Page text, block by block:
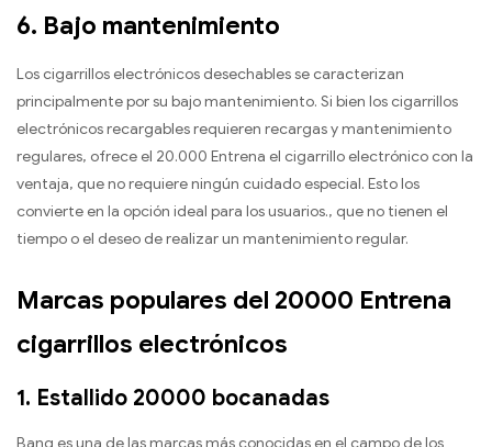
6. Bajo mantenimiento
Los cigarrillos electrónicos desechables se caracterizan
principalmente por su bajo mantenimiento. Si bien los cigarrillos
electrónicos recargables requieren recargas y mantenimiento
regulares, ofrece el 20.000 Entrena el cigarrillo electrónico con la
ventaja, que no requiere ningún cuidado especial. Esto los
convierte en la opción ideal para los usuarios., que no tienen el
tiempo o el deseo de realizar un mantenimiento regular.
Marcas populares del 20000 Entrena
cigarrillos electrónicos
1. Estallido 20000 bocanadas
Bang es una de las marcas más conocidas en el campo de los